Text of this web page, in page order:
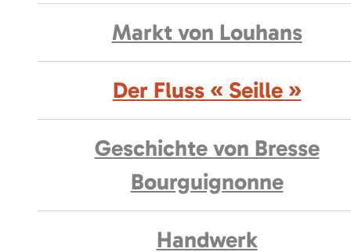
Markt von Louhans
Der Fluss « Seille »
Geschichte von Bresse
Bourguignonne
Handwerk